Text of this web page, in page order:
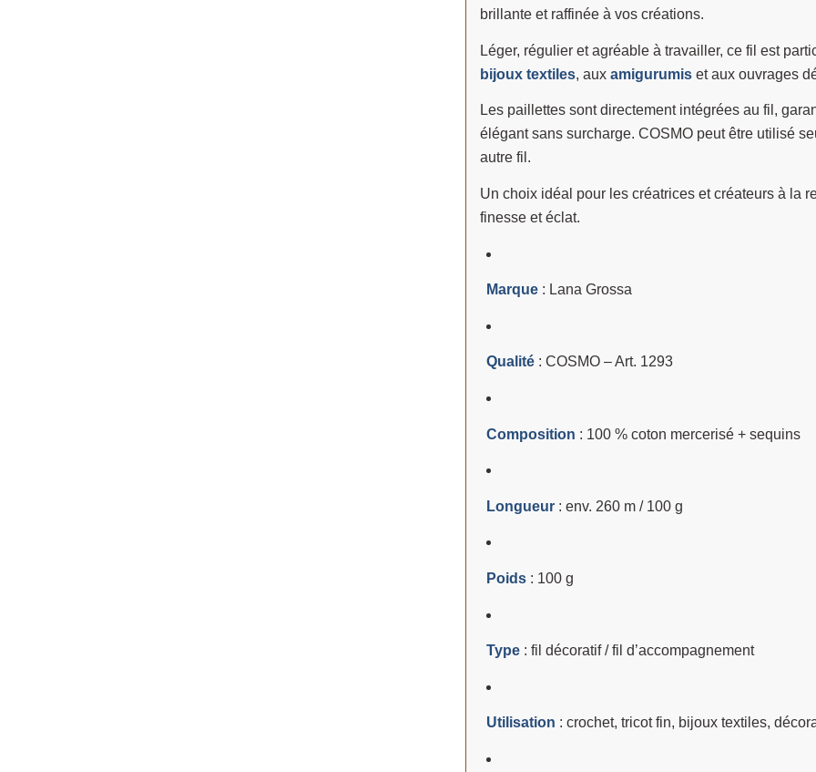
brillante et raffinée à vos créations.
Léger, régulier et agréable à travailler, ce fil est
bijoux textiles, aux amigurumiset aux ouvrages
Les paillettes sont directement intégrées au fil,
élégant sans surcharge. COSMO peut être utilisé
autre fil.
Un choix idéal pour les créatrices et créateurs à la
finesse et éclat.
Marque: Lana Grossa
Qualité: COSMO – Art. 1293
Composition : 100 % coton mercerisé + sequins
Longueur: env. 260 m / 100 g
Poids: 100 g
Type: fil décoratif / fil d’accompagnement
Utilisation : crochet, tricot fin, bijoux textiles,